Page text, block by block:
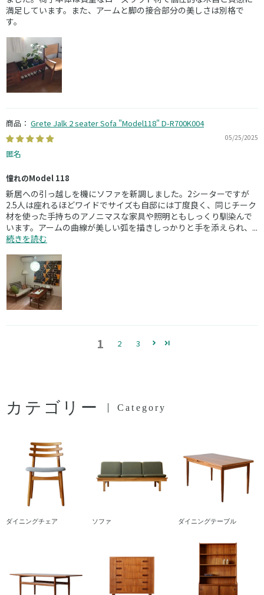
満足しています。また、アームと脚の接合部分の美しさは別格で
す。
Grete Jalk 2 seater Sofa "Model118" D-R700K004
05/25/2025
匿名
憧れのModel 118
新居への引っ越しを機にソファを新調しました。2シーターですが
2.5人は座れるほどワイドでサイズも自邸には丁度良く、同じチーク
材を使った手持ちのアノニマスな家具や照明ともしっくり馴染んで
います。アームの曲線が美しい弧を描きしっかりと手を添えられ、...
続きを読む
1 2 3
カテゴリー Category
ダイニングチェア ソファ ダイニングテーブル